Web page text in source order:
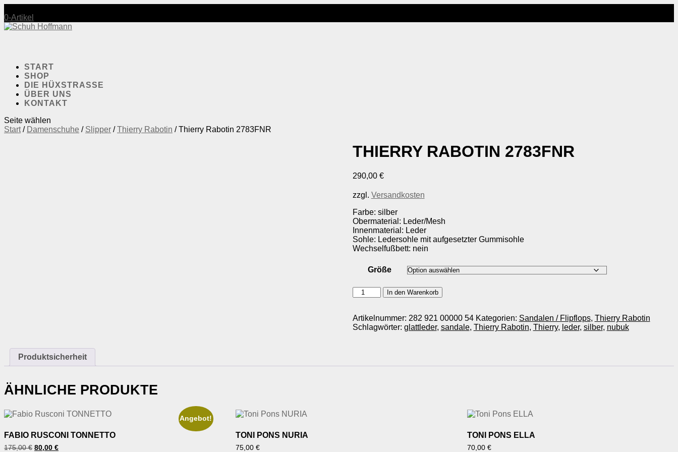
0-Artikel
START
SHOP
DIE HÜXSTRASSE
ÜBER UNS
KONTAKT
Seite wählen
Start/ Damenschuhe / Slipper /Thierry Rabotin / Thierry Rabotin 2783FNR
THIERRY RABOTIN 2783FNR
290,00 €
zzgl. Versandkosten
Farbe: silber
Obermaterial: Leder/Mesh
Innenmaterial: Leder
Sohle: Ledersohle mit aufgesetzter Gummisohle
Wechselfußbett: nein
Größe
Thierry
Rabotin
Menge
In den Warenkorb
Artikelnummer: 282 921 00000 54 Kategorien: Sandalen / Flipflops, Thierry Rabotin
Schlagwörter: glattleder, sandale, Thierry Rabotin, Thierry, leder, silber, nubuk
Produktsicherheit
ÄHNLICHE PRODUKTE
Angebot!
FABIO RUSCONI TONNETTO
175,00€ Ursprünglicher
80,00 €Aktueller
TONI PONS NURIA
75,00 €
TONI PONS ELLA
70,00 €